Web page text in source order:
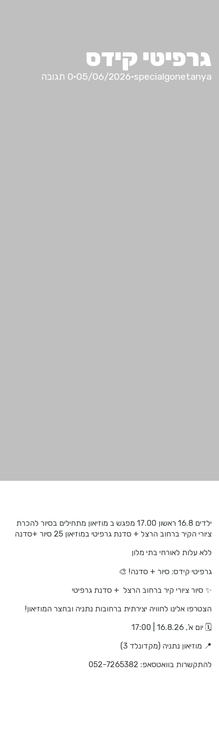
קידס
·
05/06/2026
·0 תגובה
ילדים 16.8 ראשון 17.00 מפגש ב מוזיאון מתחילים בסיור להכרת
הקיר ברחוב הרצל + סדנת גרפיטי במוזיאון 25 סיור +סדנה
לאורחי בתי מלון
קידס: סיור + סדנה! 🎨
ציורי קיר ברחוב הרצל + סדנת גרפיטי
אלינו לחוויה יצירתית ברחובות נתניה ובחצר המוזיאון!
| 17:00
נתניה (מקדונלד 3)
בוואטסאפ: 052-7265382